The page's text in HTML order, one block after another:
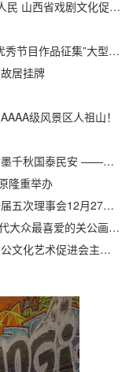
山西省戏剧文化促进会
征集”大型活动正式启动！
居挂牌
级风景区人祖山！
西）组委会昨日在太原正式揭牌成立
隆重举办
月27日在山西太原成功召开
评比”活动收官时间延迟 报名零元 仍在报名中
》全国关庙巡回演唱活动走进洛阳关林庙！